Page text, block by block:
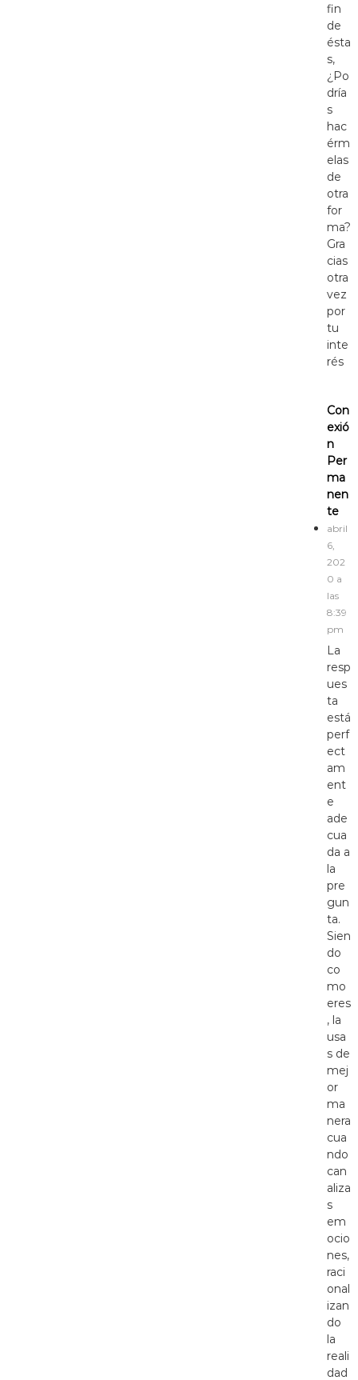
fin
de
ésta
s,
¿Po
dría
s
hac
érm
elas
de
otra
for
ma?
Gra
cias
otra
vez
por
tu
inte
rés
Con
exió
n
Per
ma
nen
te
abril
6,
202
0 a
las
8:39
pm
La
resp
ues
ta
está
perf
ect
am
ent
e
ade
cua
da a
la
pre
gun
ta.
Sien
do
co
mo
eres
, la
usa
s de
mej
or
ma
nera
cua
ndo
can
aliza
s
em
ocio
nes,
raci
onal
izan
do
la
reali
dad